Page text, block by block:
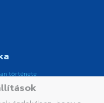
története
márka